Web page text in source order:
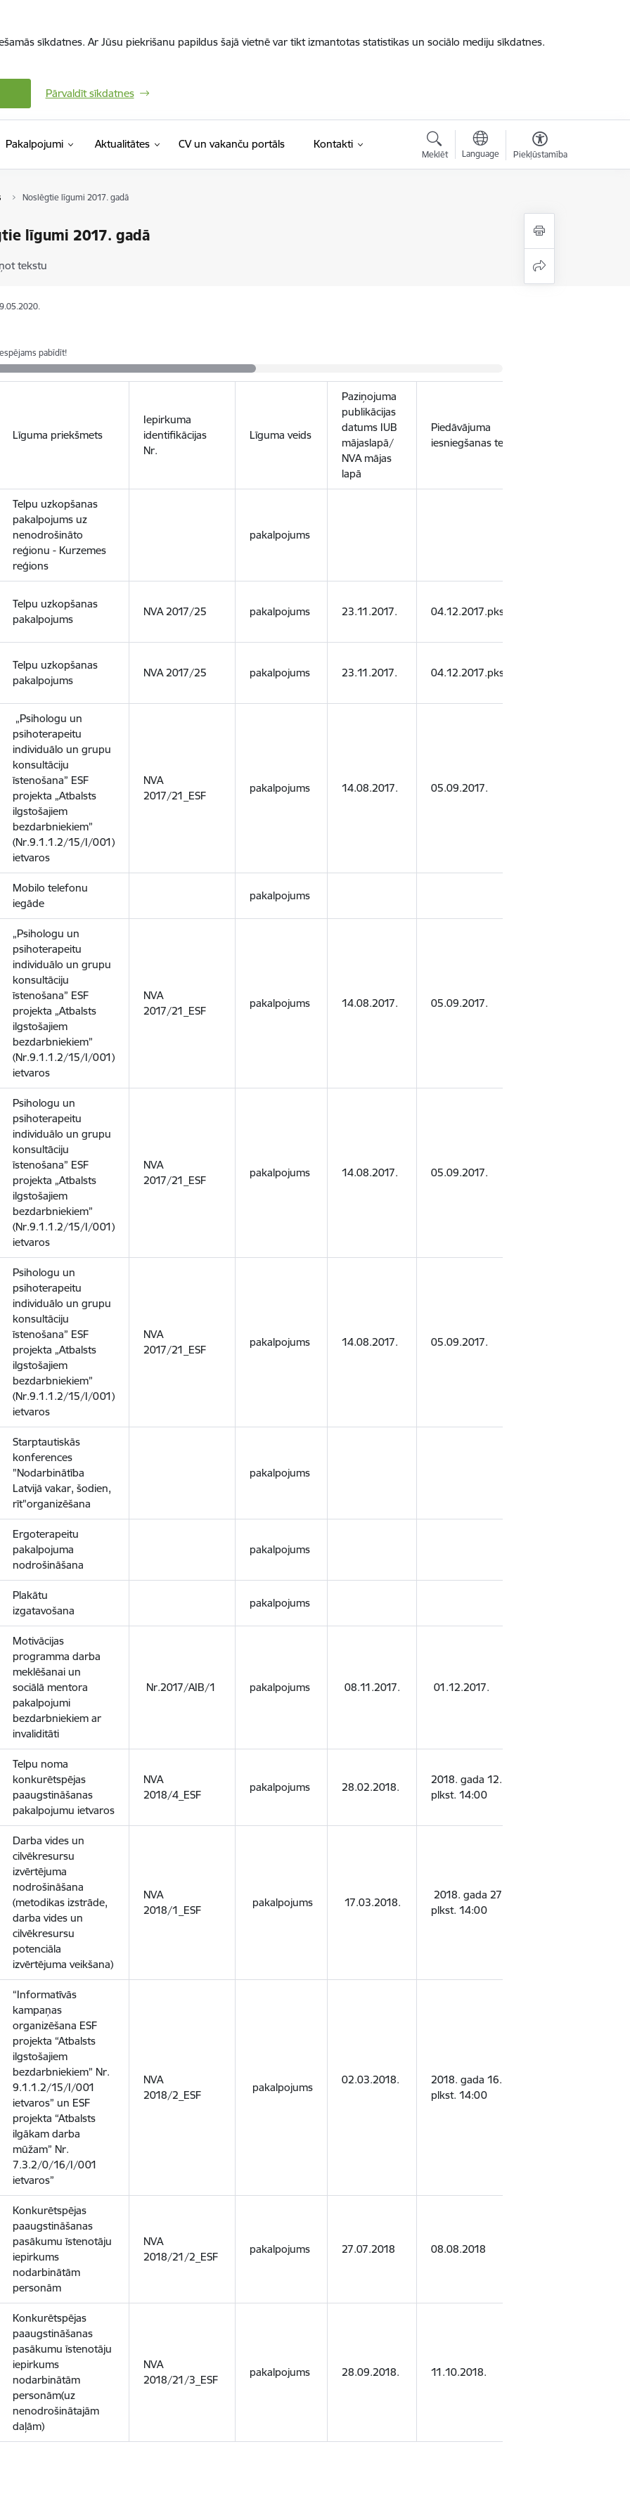
sīkdatnes. Ar Jūsu piekrišanu papildus šajā vietnē var tikt izmantotas statistikas un sociālo mediju sīkdatnes.
Pārvaldīt sīkdatnes
Pakalpojumi Aktualitātes CV un vakanču portāls(Ārējā saite)
Kontakti
Meklēt Language Piekļūstamība
Noslēgtie līgumi 2017. gadā
līgumi 2017. gadā
tekstu
pabīdīt!
Līguma priekšmets
Iepirkuma
identifikācijas
Nr.
Līguma veids
Paziņojuma
publikācijas
datums IUB
mājaslapā/
NVA mājas
lapā
Piedāvājuma
iesniegšanas termiņš
Telpu uzkopšanas
pakalpojums uz
nenodrošināto
reģionu - Kurzemes
reģions
pakalpojums
Telpu uzkopšanas
pakalpojums
NVA 2017/25 pakalpojums 23.11.2017. 04.12.2017.pkst.10:00
Telpu uzkopšanas
pakalpojums
NVA 2017/25 pakalpojums 23.11.2017. 04.12.2017.pkst.10:00
„Psihologu un
psihoterapeitu
individuālo un grupu
konsultāciju
īstenošana” ESF
projekta „Atbalsts
ilgstošajiem
bezdarbniekiem”
(Nr.9.1.1.2/15/I/001)
ietvaros
NVA
2017/21_ESF
pakalpojums 14.08.2017. 05.09.2017.
Mobilo telefonu
iegāde
pakalpojums
„Psihologu un
psihoterapeitu
individuālo un grupu
konsultāciju
īstenošana” ESF
projekta „Atbalsts
ilgstošajiem
bezdarbniekiem”
(Nr.9.1.1.2/15/I/001)
ietvaros
NVA
2017/21_ESF
pakalpojums 14.08.2017. 05.09.2017.
Psihologu un
psihoterapeitu
individuālo un grupu
konsultāciju
īstenošana” ESF
projekta „Atbalsts
ilgstošajiem
bezdarbniekiem”
(Nr.9.1.1.2/15/I/001)
ietvaros
NVA
2017/21_ESF
pakalpojums 14.08.2017. 05.09.2017.
Psihologu un
psihoterapeitu
individuālo un grupu
konsultāciju
īstenošana” ESF
projekta „Atbalsts
ilgstošajiem
bezdarbniekiem”
(Nr.9.1.1.2/15/I/001)
ietvaros
NVA
2017/21_ESF
pakalpojums 14.08.2017. 05.09.2017.
Starptautiskās
konferences
"Nodarbinātība
Latvijā vakar, šodien,
rīt"organizēšana
pakalpojums
Ergoterapeitu
pakalpojuma
nodrošināšana
pakalpojums
Plakātu
izgatavošana
pakalpojums
Motivācijas
programma darba
meklēšanai un
sociālā mentora
pakalpojumi
bezdarbniekiem ar
invaliditāti
Nr.2017/AIB/1 pakalpojums 08.11.2017. 01.12.2017.
Telpu noma
konkurētspējas
paaugstināšanas
pakalpojumu ietvaros
NVA
2018/4_ESF
pakalpojums 28.02.2018.
2018. gada 12. marts
plkst. 14:00
Darba vides un
cilvēkresursu
izvērtējuma
nodrošināšana
(metodikas izstrāde,
darba vides un
cilvēkresursu
potenciāla
izvērtējuma veikšana)
NVA
2018/1_ESF
pakalpojums 17.03.2018.
2018. gada 27. aprīlis
plkst. 14:00
“Informatīvās
kampaņas
organizēšana ESF
projekta “Atbalsts
ilgstošajiem
bezdarbniekiem” Nr.
9.1.1.2/15/I/001
ietvaros” un ESF
projekta “Atbalsts
ilgākam darba
mūžam” Nr.
7.3.2/0/16/I/001
ietvaros”
NVA
2018/2_ESF
pakalpojums
02.03.2018.
2018. gada 16. aprīlis
plkst. 14:00
Konkurētspējas
paaugstināšanas
pasākumu īstenotāju
iepirkums
nodarbinātām
personām
NVA
2018/21/2_ESF
pakalpojums 27.07.2018 08.08.2018
Konkurētspējas
paaugstināšanas
pasākumu īstenotāju
iepirkums
nodarbinātām
personām(uz
nenodrošinātajām
daļām)
NVA
2018/21/3_ESF
pakalpojums 28.09.2018. 11.10.2018.